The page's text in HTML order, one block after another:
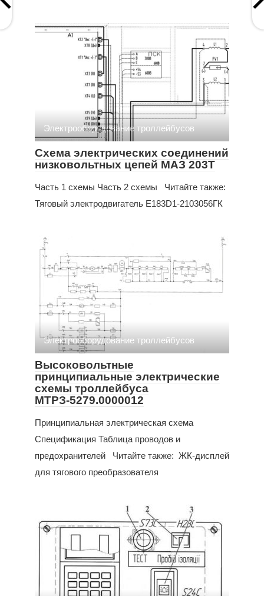
Электрооборудование троллейбусов
Схема электрических соединений
низковольтных цепей МАЗ 203Т
Часть 1 схемы Часть 2 схемы Читайте также:
Тяговый электродвигатель E183D1-2103056ГК
Электрооборудование троллейбусов
Высоковольтные
принципиальные электрические
схемы троллейбуса
МТРЗ-5279.0000012
Принципиальная электрическая схема
Спецификация Таблица проводов и
предохранителей Читайте также: ЖК-дисплей
для тягового преобразователя